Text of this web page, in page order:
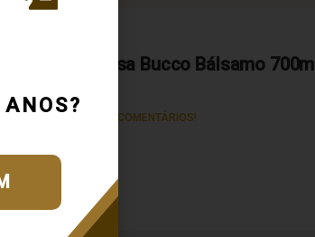
Cachaça Casa Bucco Bálsamo 700ml
Cód.: 497_0_0_U
CLIQUE E VEJA OS COMENTÁRIOS!
R$ 87,42